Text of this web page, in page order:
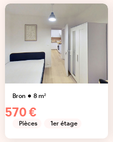
Bron 8m²
570 €
Pièces 1er étage